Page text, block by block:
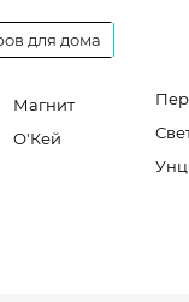
для дома
Магнит
О'Кей